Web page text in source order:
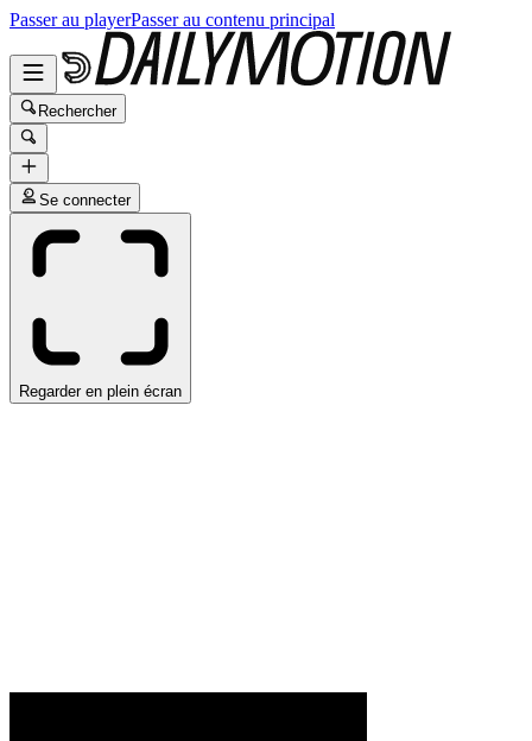
Passer au playerPasser au contenu principal
Rechercher
Se connecter
Regarder en plein écran